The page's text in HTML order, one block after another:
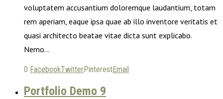
voluptatem accusantium doloremque laudantium, totam
rem aperiam, eaque ipsa quae ab illo inventore veritatis et
quasi architecto beatae vitae dicta sunt explicabo.
Nemo…
0 FacebookTwitterPinterestEmail
Portfolio Demo 9